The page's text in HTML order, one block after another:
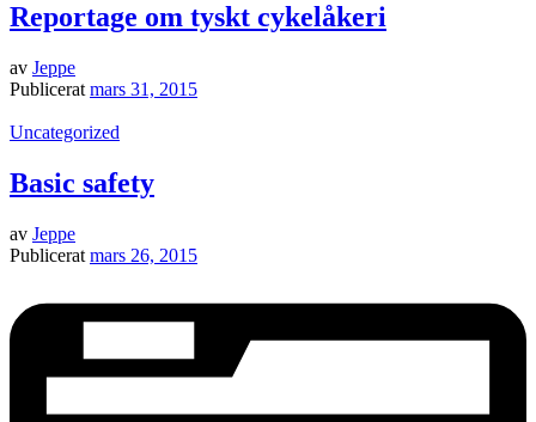
Reportage om tyskt cykelåkeri
av Jeppe
Publicerat mars 31, 2015
Uncategorized
Basic safety
av Jeppe
Publicerat mars 26, 2015